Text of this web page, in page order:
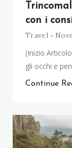
con i
Travel
(Inizio
gli occhi e
Continue